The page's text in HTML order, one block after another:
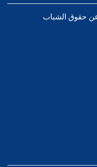
حقوق الشباب